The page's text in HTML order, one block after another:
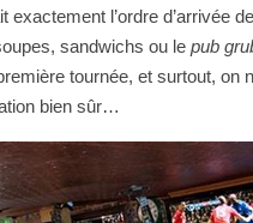
exactement l’ordre d’arrivée
sandwichs ou le pub
tournée, et surtout, on
bien sûr…